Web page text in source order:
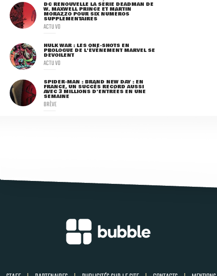
DC RENOUVELLE LA SÉRIE DEADMAN DE
W. MAXWELL PRINCE ET MARTIN
MORAZZO POUR SIX NUMÉROS
SUPPLÉMENTAIRES
ACTU VO
HULK WAR : LES ONE-SHOTS EN
PROLOGUE DE L'ÉVÈNEMENT MARVEL SE
DÉVOILENT
ACTU VO
SPIDER-MAN : BRAND NEW DAY : EN
FRANCE, UN SUCCÈS RECORD AUSSI
AVEC 3 MILLIONS D'ENTRÉES EN UNE
SEMAINE
BRÈVE